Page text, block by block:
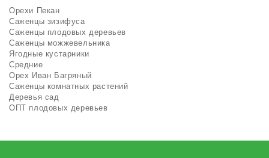
Орехи Пекан
Саженцы зизифуса
Саженцы плодовых деревьев
Саженцы можжевельника
Ягодные кустарники
Средние
Орех Иван Багряный
Саженцы комнатных растений
Деревья сад
ОПТ плодовых деревьев